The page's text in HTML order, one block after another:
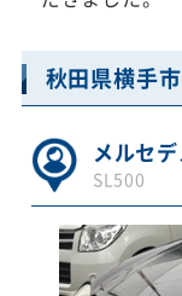
秋田県横手
メルセ
SL500